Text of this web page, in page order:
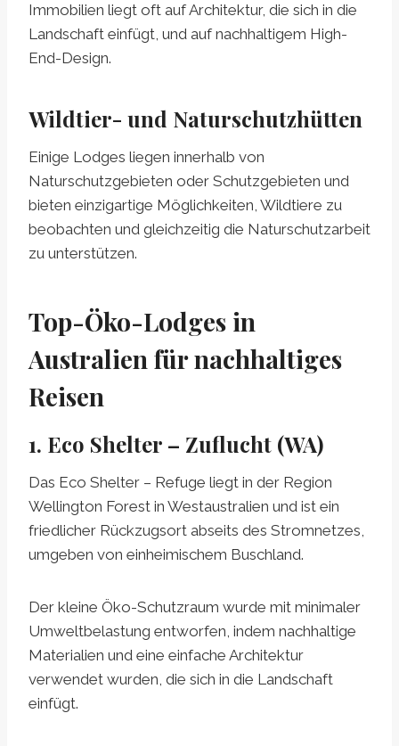
Immobilien liegt oft auf Architektur, die sich in die
Landschaft einfügt, und auf nachhaltigem High-
End-Design.
Wildtier- und Naturschutzhütten
Einige Lodges liegen innerhalb von
Naturschutzgebieten oder Schutzgebieten und
bieten einzigartige Möglichkeiten, Wildtiere zu
beobachten und gleichzeitig die Naturschutzarbeit
zu unterstützen.
Top-Öko-Lodges in
Australien für nachhaltiges
Reisen
1. Eco Shelter – Zuflucht (WA)
Das Eco Shelter – Refuge liegt in der Region
Wellington Forest in Westaustralien und ist ein
friedlicher Rückzugsort abseits des Stromnetzes,
umgeben von einheimischem Buschland.
Der kleine Öko-Schutzraum wurde mit minimaler
Umweltbelastung entworfen, indem nachhaltige
Materialien und eine einfache Architektur
verwendet wurden, die sich in die Landschaft
einfügt.